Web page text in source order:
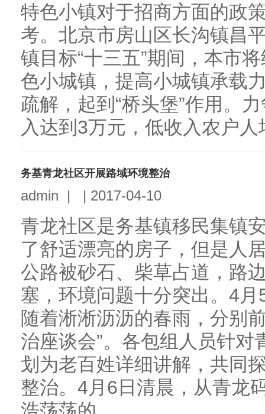
特色小镇对于招商方面的政
考。北京市房山区长沟镇昌
镇目标“十三五”期间，本市
色小城镇，提高小城镇承载
疏解，起到“桥头堡”作用。
入达到3万元，低收入农户
务基青龙社区开展路域环境整治
admin | | 2017-04-10
青龙社区是务基镇移民集镇
了舒适漂亮的房子，但是人
公路被砂石、柴草占道，路
塞，环境问题十分突出。4月
随着淅淅沥沥的春雨，分别
治座谈会”。各包组人员针
划为老百姓详细讲解，共同
整治。4月6日清晨，从青龙